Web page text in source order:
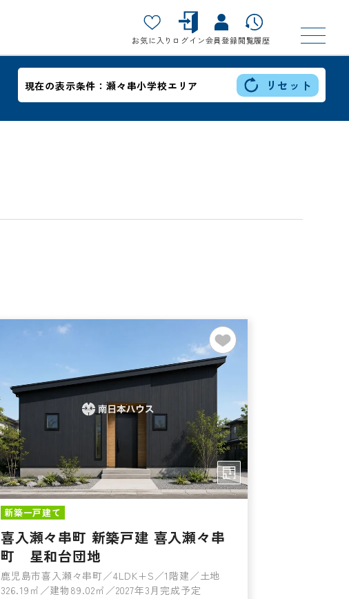
お気に入り ログイン会員登録閲覧履歴
現在の表示条件： 瀬々串小学校エリア リセット
新築一戸建て
喜入瀬々串町 新築戸建 喜入瀬々串
町 星和台団地
鹿児島市喜入瀬々串町／4LDK+S／1階建／土地
326.19㎡／建物89.02㎡／2027年3月完成予定